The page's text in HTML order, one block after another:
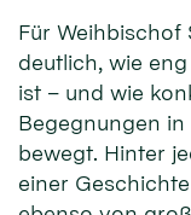
Für Weihbischof
deutlich, wie
ist – und wie
Begegnungen
bewegt. Hinter
einer